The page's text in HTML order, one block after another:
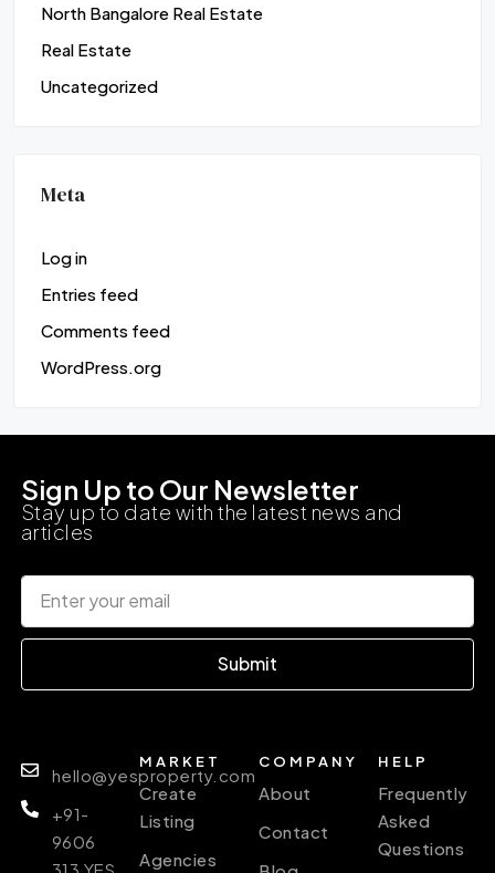
North Bangalore Real Estate
Real Estate
Uncategorized
Meta
Log in
Entries feed
Comments feed
WordPress.org
Sign Up to Our Newsletter
Stay up to date with the latest news and
articles
Submit
hello@yesproperty.com
+91-
9606
313 YES
MARKET
Create
Listing
Agencies
COMPANY
About
Contact
HELP
Frequently
Asked
Questions